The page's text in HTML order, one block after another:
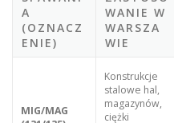
A
(OZNACZ
ENIE)
WANIE W
WARSZA
WIE
MIG/MAG
Konstrukcje
stalowe hal,
magazynów,
ciężki